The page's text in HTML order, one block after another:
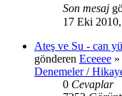
Son mesaj
17 Eki
Ateş ve Su - can
gönderen Eceeee
Denemeler /
0 Cevaplar